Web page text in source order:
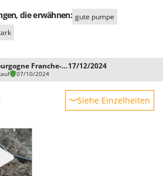
die erwähnen: gute pumpe
Quincerot (Bourgogne Franche-Comté)17/12/2024
07/10/2024
Siehe Einzelheiten